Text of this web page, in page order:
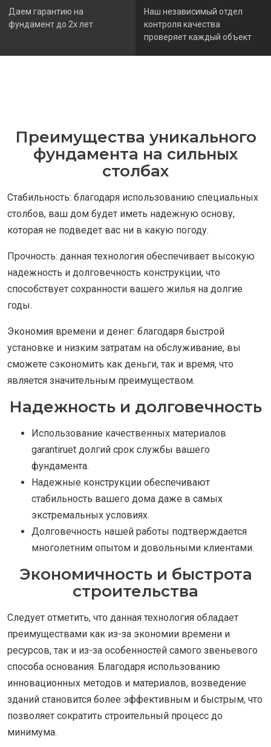
Даем гарантию на
фундамент до 2х лет
Наш независимый отдел
контроля качества
проверяет каждый объект
Преимущества уникального
фундамента на сильных
столбах
Стабильность: благодаря использованию специальных
столбов, ваш дом будет иметь надежную основу,
которая не подведет вас ни в какую погоду.
Прочность: данная технология обеспечивает высокую
надежность и долговечность конструкции, что
способствует сохранности вашего жилья на долгие
годы.
Экономия времени и денег: благодаря быстрой
установке и низким затратам на обслуживание, вы
сможете сэкономить как деньги, так и время, что
является значительным преимуществом.
Надежность и долговечность
Использование качественных материалов
garantiruet долгий срок службы вашего
фундамента.
Надежные конструкции обеспечивают
стабильность вашего дома даже в самых
экстремальных условиях.
Долговечность нашей работы подтверждается
многолетним опытом и довольными клиентами.
Экономичность и быстрота
строительства
Следует отметить, что данная технология обладает
преимуществами как из-за экономии времени и
ресурсов, так и из-за особенностей самого звеньевого
способа основания. Благодаря использованию
инновационных методов и материалов, возведение
зданий становится более эффективным и быстрым, что
позволяет сократить строительный процесс до
минимума.